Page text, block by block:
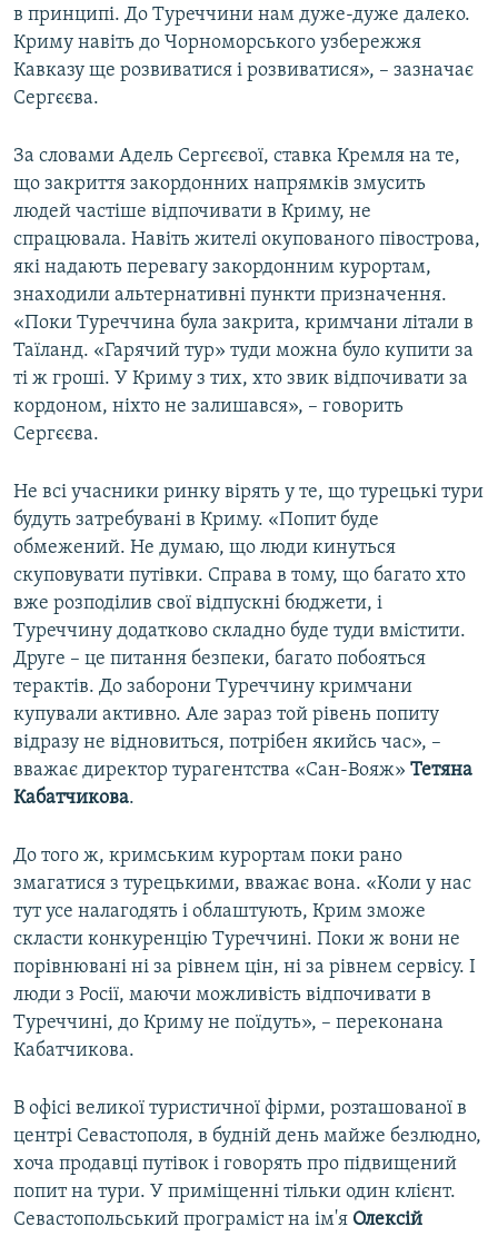
в принципі. До Туреччини нам дуже-дуже далеко.
Криму навіть до Чорноморського узбережжя
Кавказу ще розвиватися і розвиватися», – зазначає
Сергєєва.
За словами Адель Сергєєвої, ставка Кремля на те,
що закриття закордонних напрямків змусить
людей частіше відпочивати в Криму, не
спрацювала. Навіть жителі окупованого півострова,
які надають перевагу закордонним курортам,
знаходили альтернативні пункти призначення.
«Поки Туреччина була закрита, кримчани літали в
Таїланд. «Гарячий тур» туди можна було купити за
ті ж гроші. У Криму з тих, хто звик відпочивати за
кордоном, ніхто не залишався», – говорить
Сергєєва.
Не всі учасники ринку вірять у те, що турецькі тури
будуть затребувані в Криму. «Попит буде
обмежений. Не думаю, що люди кинуться
скуповувати путівки. Справа в тому, що багато хто
вже розподілив свої відпускні бюджети, і
Туреччину додатково складно буде туди вмістити.
Друге – це питання безпеки, багато побояться
терактів. До заборони Туреччину кримчани
купували активно. Але зараз той рівень попиту
відразу не відновиться, потрібен якийсь час», –
вважає директор турагентства «Сан-Вояж» Тетяна
Кабатчикова.
До того ж, кримським курортам поки рано
змагатися з турецькими, вважає вона. «Коли у нас
тут усе налагодять і облаштують, Крим зможе
скласти конкуренцію Туреччині. Поки ж вони не
порівнювані ні за рівнем цін, ні за рівнем сервісу. І
люди з Росії, маючи можливість відпочивати в
Туреччині, до Криму не поїдуть», – переконана
Кабатчикова.
В офісі великої туристичної фірми, розташованої в
центрі Севастополя, в будній день майже безлюдно,
хоча продавці путівок і говорять про підвищений
попит на тури. У приміщенні тільки один клієнт.
Севастопольський програміст на ім'я Олексій